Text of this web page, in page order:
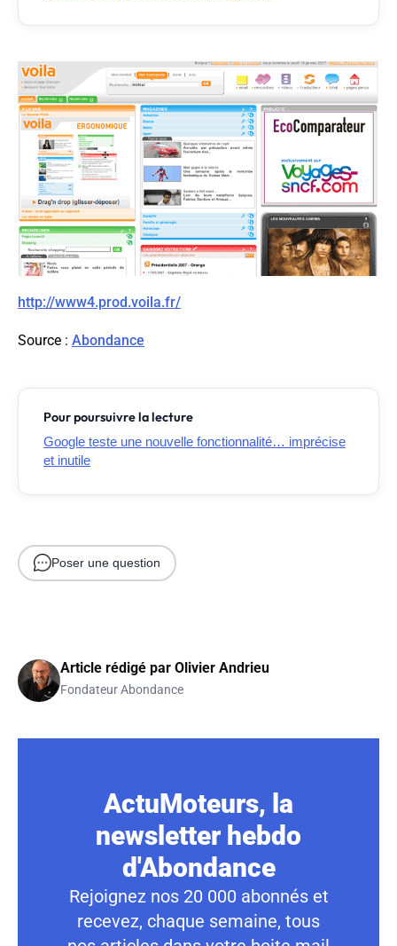
http://www4.prod.voila.fr/
Source : Abondance
Pour poursuivre la lecture
Google teste une nouvelle fonctionnalité… imprécise
et inutile
Poser une question
Article rédigé par Olivier Andrieu
Fondateur Abondance
ActuMoteurs, la
newsletter hebdo
d'Abondance
Rejoignez nos 20 000 abonnés et
recevez, chaque semaine, tous